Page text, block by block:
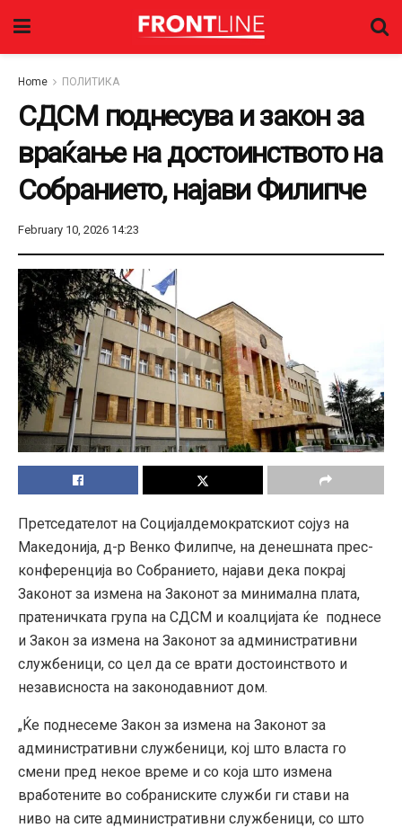
Home ПОЛИТИКА
СДСМ поднесува и закон за
враќање на достоинството на
Собранието, најави Филипче
February 10, 2026 14:23
Претседателот на Социјалдемократскиот сојуз на
Македонија, д-р Венко Филипче, на денешната прес-
конференција во Собранието, најави дека покрај
Законот за измена на Законот за минимална плата,
пратеничката група на СДСМ и коалцијата ќе поднесе
и Закон за измена на Законот за административни
службеници, со цел да се врати достоинството и
независноста на законодавниот дом.
„Ќе поднесеме Закон за измена на Законот за
административни службеници, кој што власта го
смени пред некое време и со која што измена
вработените во собраниските служби ги стави на
ниво на сите административни службеници, со што